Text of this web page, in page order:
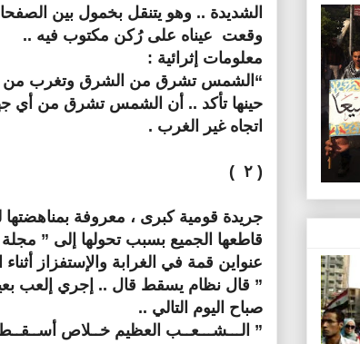
الشديدة .. وهو يتنقل بخمول بين
وقعت عيناه على رُكن مكتوب فيه ..
معلومات إثرائية :
“الشمس تشرق من الشرق وتغرب من
حينها تأكد .. أن الشمس تشرق من أي
اتجاه غير الغرب .
( ۲ )
جريدة قومية كبرى ، معروفة بمناهضتها
قاطعها الجميع بسبب تحولها إلى ”
عنواين قمة في الغرابة والإستفزاز أثناء
” قال نظام يسقط قال .. إجري إلعب
صباح اليوم التالي ..
” الـــشـــعــب العظيم خــلاص أســقــط